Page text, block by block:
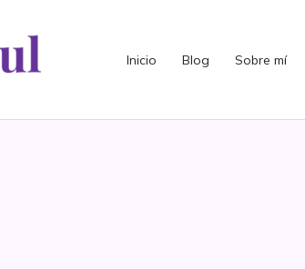
Inicio Blog Sobre mí